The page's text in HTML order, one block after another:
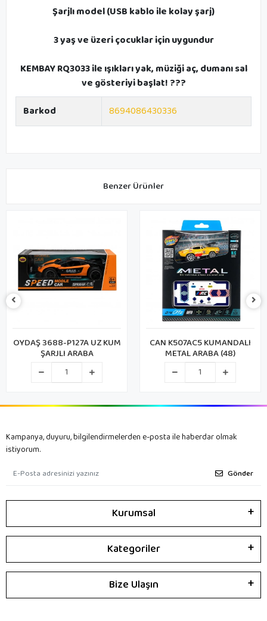
Şarjlı model (USB kablo ile kolay şarj)
3 yaş ve üzeri çocuklar için uygundur
KEMBAY RQ3033 ile ışıkları yak, müziği aç, dumanı sal
ve gösteriyi başlat! ???
Barkod
8694086430336
Benzer Ürünler
OYDAŞ 3688-P127A UZ KUM
ŞARJLI ARABA
CAN K507AC5 KUMANDALI
METAL ARABA (48)
Kampanya, duyuru, bilgilendirmelerden e-posta ile haberdar olmak
istiyorum.
Gönder
Kurumsal
Kategoriler
Bize Ulaşın